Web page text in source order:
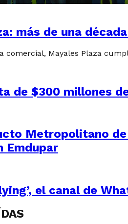
más de una
comercial, Mayales Plaza
de $300 millones
Metropolitano
Emdupar
el canal de